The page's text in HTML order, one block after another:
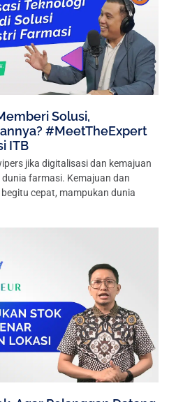
Solusi,
#MeetTheExpert
ITB
jika digitalisasi dan kemajuan
farmasi. Kemajuan dan
cepat, mampukan dunia